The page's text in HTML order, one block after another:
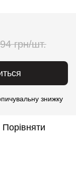
грн/шт.
знижку
Порівняти